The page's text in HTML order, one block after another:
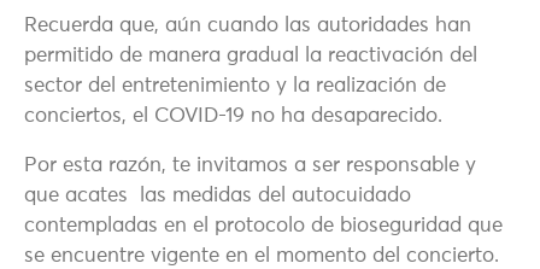
Recuerda que, aún cuando las autoridades han
permitido de manera gradual la reactivación del
sector del entretenimiento y la realización de
conciertos, el COVID-19 no ha desaparecido.
Por esta razón, te invitamos a ser responsable y
que acates las medidas del autocuidado
contempladas en el protocolo de bioseguridad que
se encuentre vigente en el momento del concierto.